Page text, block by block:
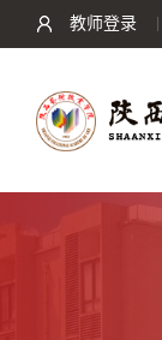
教师登录